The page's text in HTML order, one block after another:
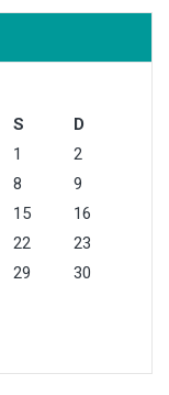
S
D
1
2
8
9
15
16
22
23
29
30